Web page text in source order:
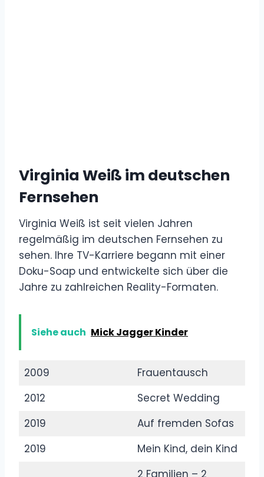
Virginia Weiß im deutschen
Fernsehen
Virginia Weiß ist seit vielen Jahren
regelmäßig im deutschen Fernsehen zu
sehen. Ihre TV-Karriere begann mit einer
Doku-Soap und entwickelte sich über die
Jahre zu zahlreichen Reality-Formaten.
Siehe auch Mick Jagger Kinder
2009
Frauentausch
2012
Secret Wedding
2019
Auf fremden Sofas
2019
Mein Kind, dein Kind
2 Familien – 2